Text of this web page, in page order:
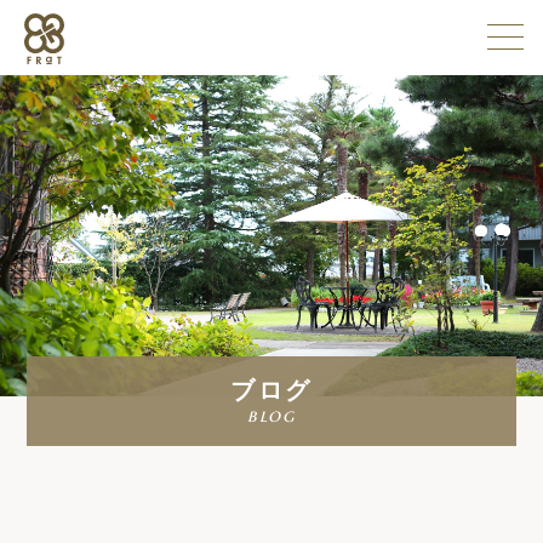
施設情報
企業情報
採用情報
よくある質問
ブログ
blog